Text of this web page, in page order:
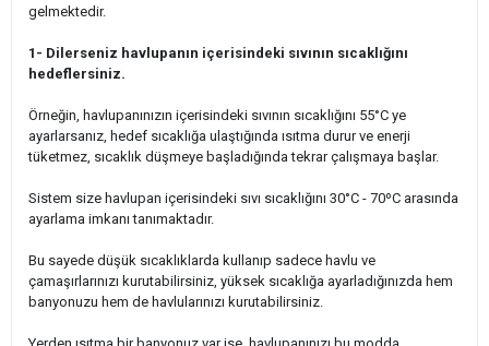
gelmektedir.
1- Dilerseniz havlupanın içerisindeki sıvının sıcaklığını
hedeflersiniz.
Örneğin, havlupanınızın içerisindeki sıvının sıcaklığını 55°C ye
ayarlarsanız, hedef sıcaklığa ulaştığında ısıtma durur ve enerji
tüketmez, sıcaklık düşmeye başladığında tekrar çalışmaya başlar.
Sistem size havlupan içerisindeki sıvı sıcaklığını 30°C - 70ºC arasında
ayarlama imkanı tanımaktadır.
Bu sayede düşük sıcaklıklarda kullanıp sadece havlu ve
çamaşırlarınızı kurutabilirsiniz, yüksek sıcaklığa ayarladığınızda hem
banyonuzu hem de havlularınızı kurutabilirsiniz.